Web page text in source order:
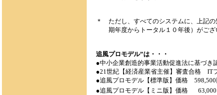
＊ ただし、すべてのシステムに、上記
期年度からトータル１０年後）がござ
追風プロモデル”は・・・
●中小企業創造的事業活動促進法に基づき
●21世紀【経済産業省主催】審査合格 IT
●追風プロモデル【標準版】価格
●追風プロモデル【ミニ版】価格
63,000